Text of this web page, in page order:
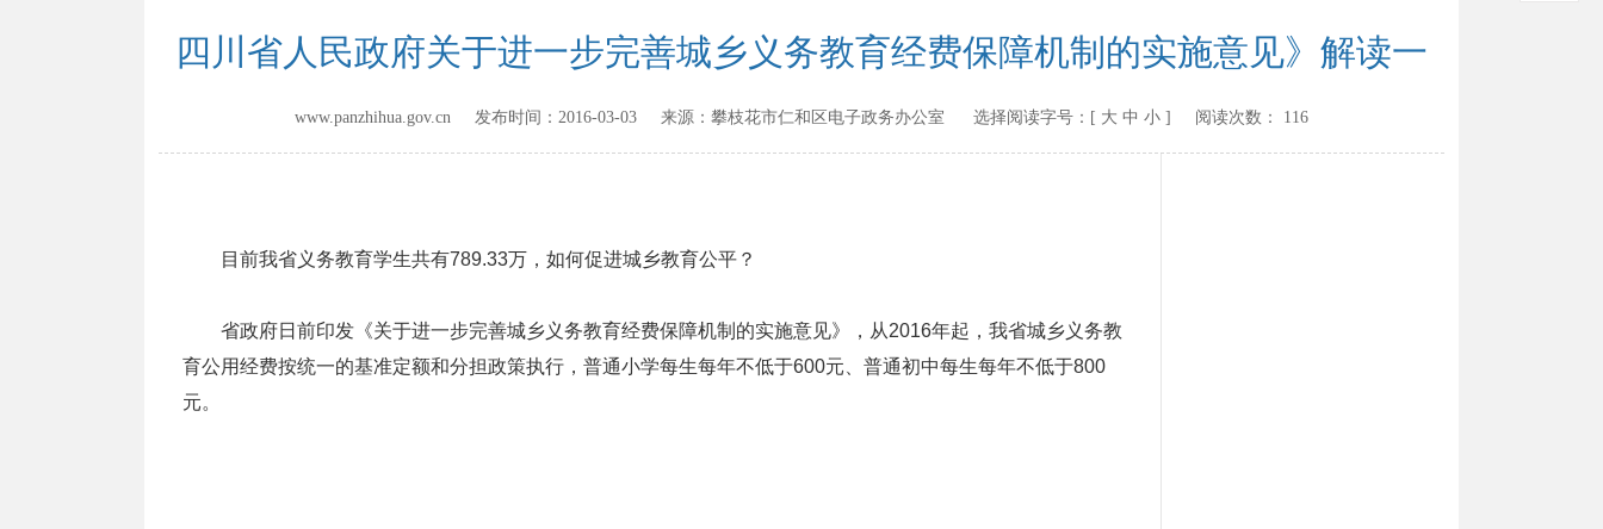
四川省人民政府关于进一步完善城乡义务教育经费保障机制的实施意见》解读一
www.panzhihua.gov.cn 发布时间： 2016-03-03 来源： 攀枝花市仁和区电子政务办公室 选择阅读字号：[ 大 中 小 ] 阅读次数： 116
目前我省义务教育学生共有789.33万，如何促进城乡教育公平？
省政府日前印发《关于进一步完善城乡义务教育经费保障机制的实施意见》，从2016年起，我省城乡义务教
育公用经费按统一的基准定额和分担政策执行，普通小学每生每年不低于600元、普通初中每生每年不低于800
元。